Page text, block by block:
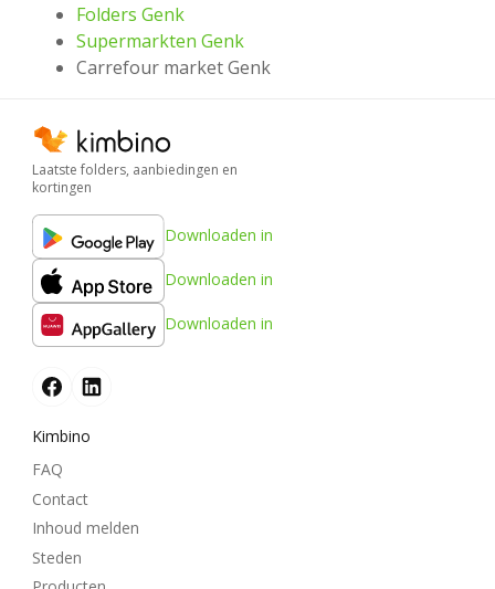
Folders Genk
Supermarkten Genk
Carrefour market Genk
Laatste folders, aanbiedingen en
kortingen
Downloaden in
Downloaden in
Downloaden in
Kimbino
FAQ
Contact
Inhoud melden
Steden